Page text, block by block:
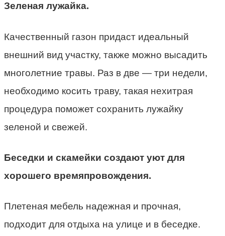
Зеленая лужайка.
Качественный газон придаст идеальный
внешний вид участку, также можно высадить
многолетние травы. Раз в две — три недели,
необходимо косить траву, такая нехитрая
процедура поможет сохранить лужайку
зеленой и свежей.
Беседки и скамейки создают уют для
хорошего времяпровождения.
Плетеная мебель надежная и прочная,
подходит для отдыха на улице и в беседке.